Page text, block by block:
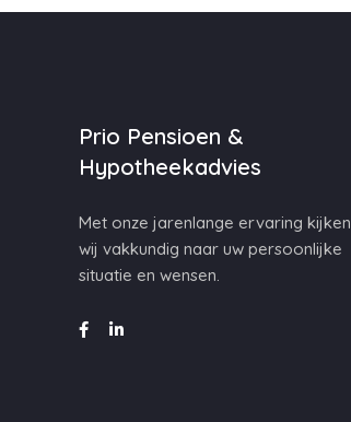
Prio Pensioen &
Hypotheekadvies
Met onze jarenlange ervaring kijken
wij vakkundig naar uw persoonlijke
situatie en wensen.